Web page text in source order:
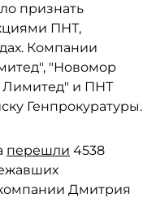
признать
ПНТ,
Компании
"Новомор
Лимитед" и ПНТ
Генпрокуратуры.
перешли 4538
Дмитрия